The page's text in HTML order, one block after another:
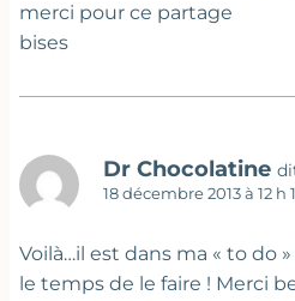
merci pour ce partage
bises
Dr Chocolatine
18 décembre 2013 à 12 h
Voilà…il est dans ma « to do
le temps de le faire ! Merci